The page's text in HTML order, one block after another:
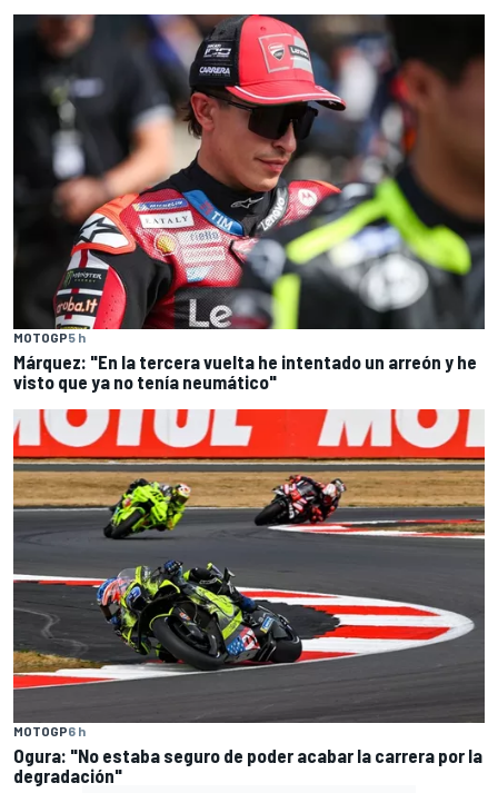
MOTOGP5 h
Márquez: "En la tercera vuelta he intentado un arreón y he
visto que ya no tenía neumático"
MOTOGP6 h
Ogura: "No estaba seguro de poder acabar la carrera por la
degradación"